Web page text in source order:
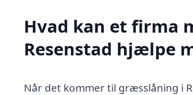
Hvad kan et firma
Resenstad hjælpe
Når det kommer til græsslåning i